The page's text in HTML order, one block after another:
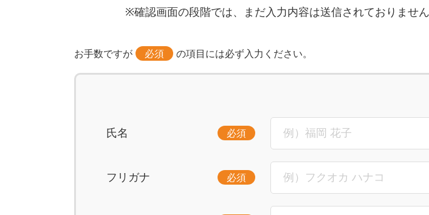
※確認画面の段階では、まだ入力内容は送信されておりませ
お手数ですが 必須 の項目には必ず入力ください。
氏名 必須
フリガナ 必須